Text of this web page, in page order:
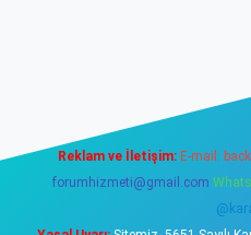
Reklam ve İletişim: E-mail:
forumhizmeti@gmail.com